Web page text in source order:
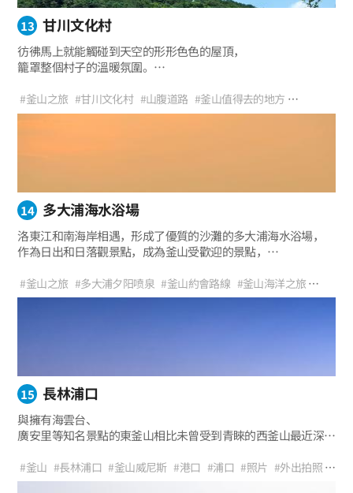
13 甘川文化村
彷彿馬上就能觸碰到天空的形形色色的屋頂，
籠罩整個村子的溫暖氛圍。
#釜山之旅 #甘川文化村 #山腹道路 #釜山值得去的地方
#甘川浪漫韓服 #釜山旅行路線 #地標 #老城區之旅 #釜山名勝
14 多大浦海水浴場
洛東江和南海岸相遇，形成了優質的沙灘的多大浦海水浴場，
作為日出和日落觀景點，成為釜山受歡迎的景點，
#釜山之旅 #多大浦夕阳喷泉 #釜山約會路線 #釜山海洋之旅
#釜山值得去的地方 #多大浦海水浴場 #釜山海水浴場 #釜山夕陽
15 長林浦口
與擁有海雲台、
廣安里等知名景點的東釜山相比未曾受到青睞的西釜山最近深受
長林浦口通過釜山威尼斯GRAM等SNS開始變得眾所周知，
被稱為釜山的威尼斯，
#釜山 #長林浦口 #釜山威尼斯 #港口 #浦口 #照片 #外出拍照
#漁村 #碼頭 #意大利